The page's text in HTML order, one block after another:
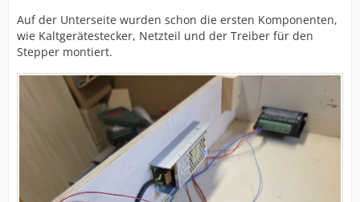
Auf der Unterseite wurden schon die ersten Komponenten,
wie Kaltgerätestecker, Netzteil und der Treiber für den
Stepper montiert.